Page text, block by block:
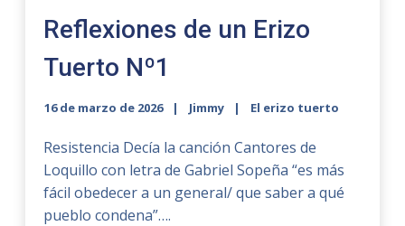
Reflexiones de un Erizo
Tuerto Nº1
16 de marzo de 2026 Jimmy El erizo tuerto
Resistencia Decía la canción Cantores de
Loquillo con letra de Gabriel Sopeña “es más
fácil obedecer a un general/ que saber a qué
pueblo condena”….